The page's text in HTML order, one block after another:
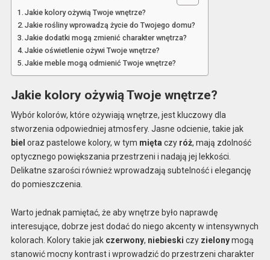
Jakie kolory ożywią Twoje wnętrze?
Jakie rośliny wprowadzą życie do Twojego domu?
Jakie dodatki mogą zmienić charakter wnętrza?
Jakie oświetlenie ożywi Twoje wnętrze?
Jakie meble mogą odmienić Twoje wnętrze?
Jakie kolory ożywią Twoje wnętrze?
Wybór kolorów, które ożywiają wnętrze, jest kluczowy dla
stworzenia odpowiedniej atmosfery. Jasne odcienie, takie jak
biel oraz pastelowe kolory, w tym mięta czy róż, mają zdolność
optycznego powiększania przestrzeni i nadają jej lekkości.
Delikatne szarości również wprowadzają subtelność i elegancję
do pomieszczenia.
Warto jednak pamiętać, że aby wnętrze było naprawdę
interesujące, dobrze jest dodać do niego akcenty w intensywnych
kolorach. Kolory takie jak czerwony, niebieski czy zielonymogą
stanowić mocny kontrast i wprowadzić do przestrzeni charakter